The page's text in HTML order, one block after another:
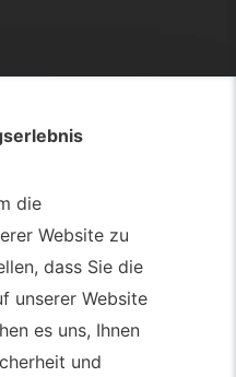
die
Website zu
dass Sie die
unserer Website
es uns, Ihnen
und
die
Website zu
dass Sie die
unserer Website
es uns, Ihnen
und